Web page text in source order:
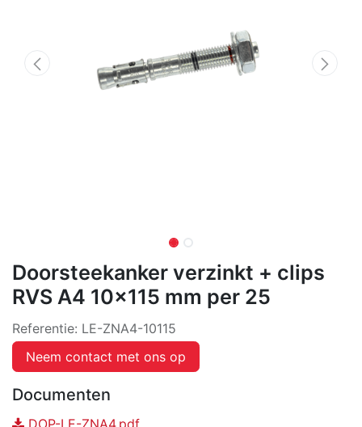
Doorsteekanker verzinkt + clips
RVS A4 10x115 mm per 25
Referentie: LE-ZNA4-10115
Neem contact met ons op
Documenten
DOP-LE-ZNA4.pdf